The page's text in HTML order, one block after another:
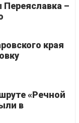
–
края
«Речной
в